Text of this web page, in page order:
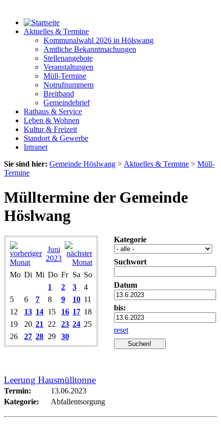
Aktuelles & Termine
Kommunalwahl 2026 in Hölswang
Amtliche Bekanntmachungen
Stellenangebote
Veranstaltungen
Müll-Termine
Notrufnummern
Breitband
Gemeindebrief
Rathaus & Service
Leben & Wohnen
Kultur & Freizeit
Standort & Gewerbe
Intranet
Sie sind hier: Gemeinde Höslwang > Aktuelles & Termine > Müll-
Termine
Mülltermine der Gemeinde
Höslwang
Juni
2023
Mo Di Mi Do Fr Sa So
1
2 3
4
5
6 7 8 9 10 11
12
13 14 15 16 17 18
19
20 21 22 23 24 25
26
27 28 29 30
Kategorie
Suchwort
Datum
bis:
reset
Leerung Hausmülltonne
Termin:
13.06.2023
Kategorie:
Abfallentsorgung